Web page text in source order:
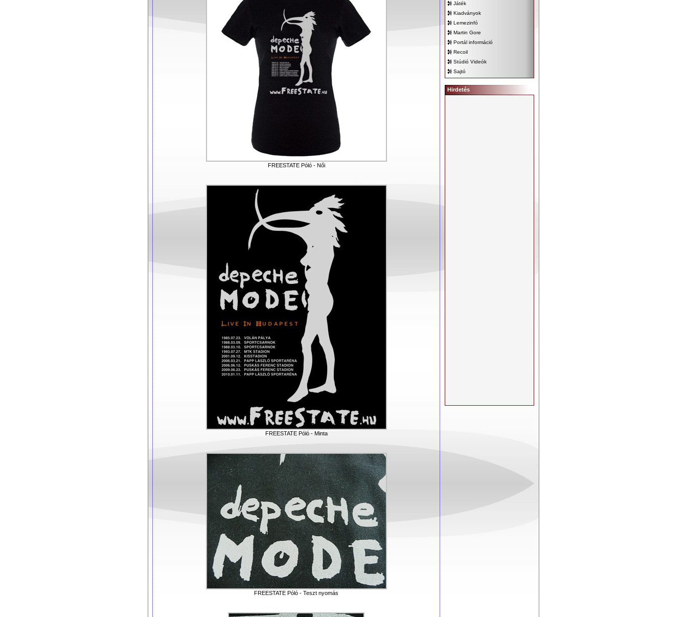
FREESTATE Póló - Női
FREESTATE Póló - Minta
FREESTATE Póló - Teszt nyomás
Játék
Kiadványok
Lemezinfó
Martin Gore
Portál információ
Recoil
Stúdió Videók
Sajtó
Hirdetés